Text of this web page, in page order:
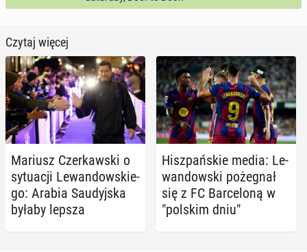
Czytaj więcej
Mariusz Czer­kaw­ski o
sy­tu­acji Le­wan­dow­skie­
go: Arabia Sau­dyj­ska
byłaby lepsza
Hisz­pań­skie media: Le­
wan­dow­ski po­że­gnał
się z FC Bar­ce­lo­ną w
"polskim dniu"